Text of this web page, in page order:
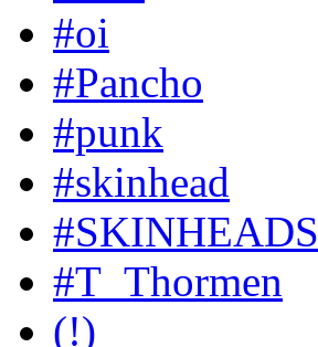
#oi
#Pancho
#punk
#skinhead
#SKINHEADS
#T_Thormen
(!)